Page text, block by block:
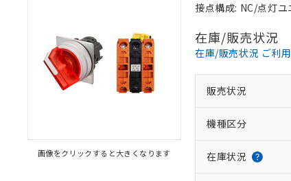
画像をクリックすると大きくなります
接点構成: NC/点灯
在庫/販売状況
在庫/販売状況 ご利
販売状況
機種区分
在庫状況